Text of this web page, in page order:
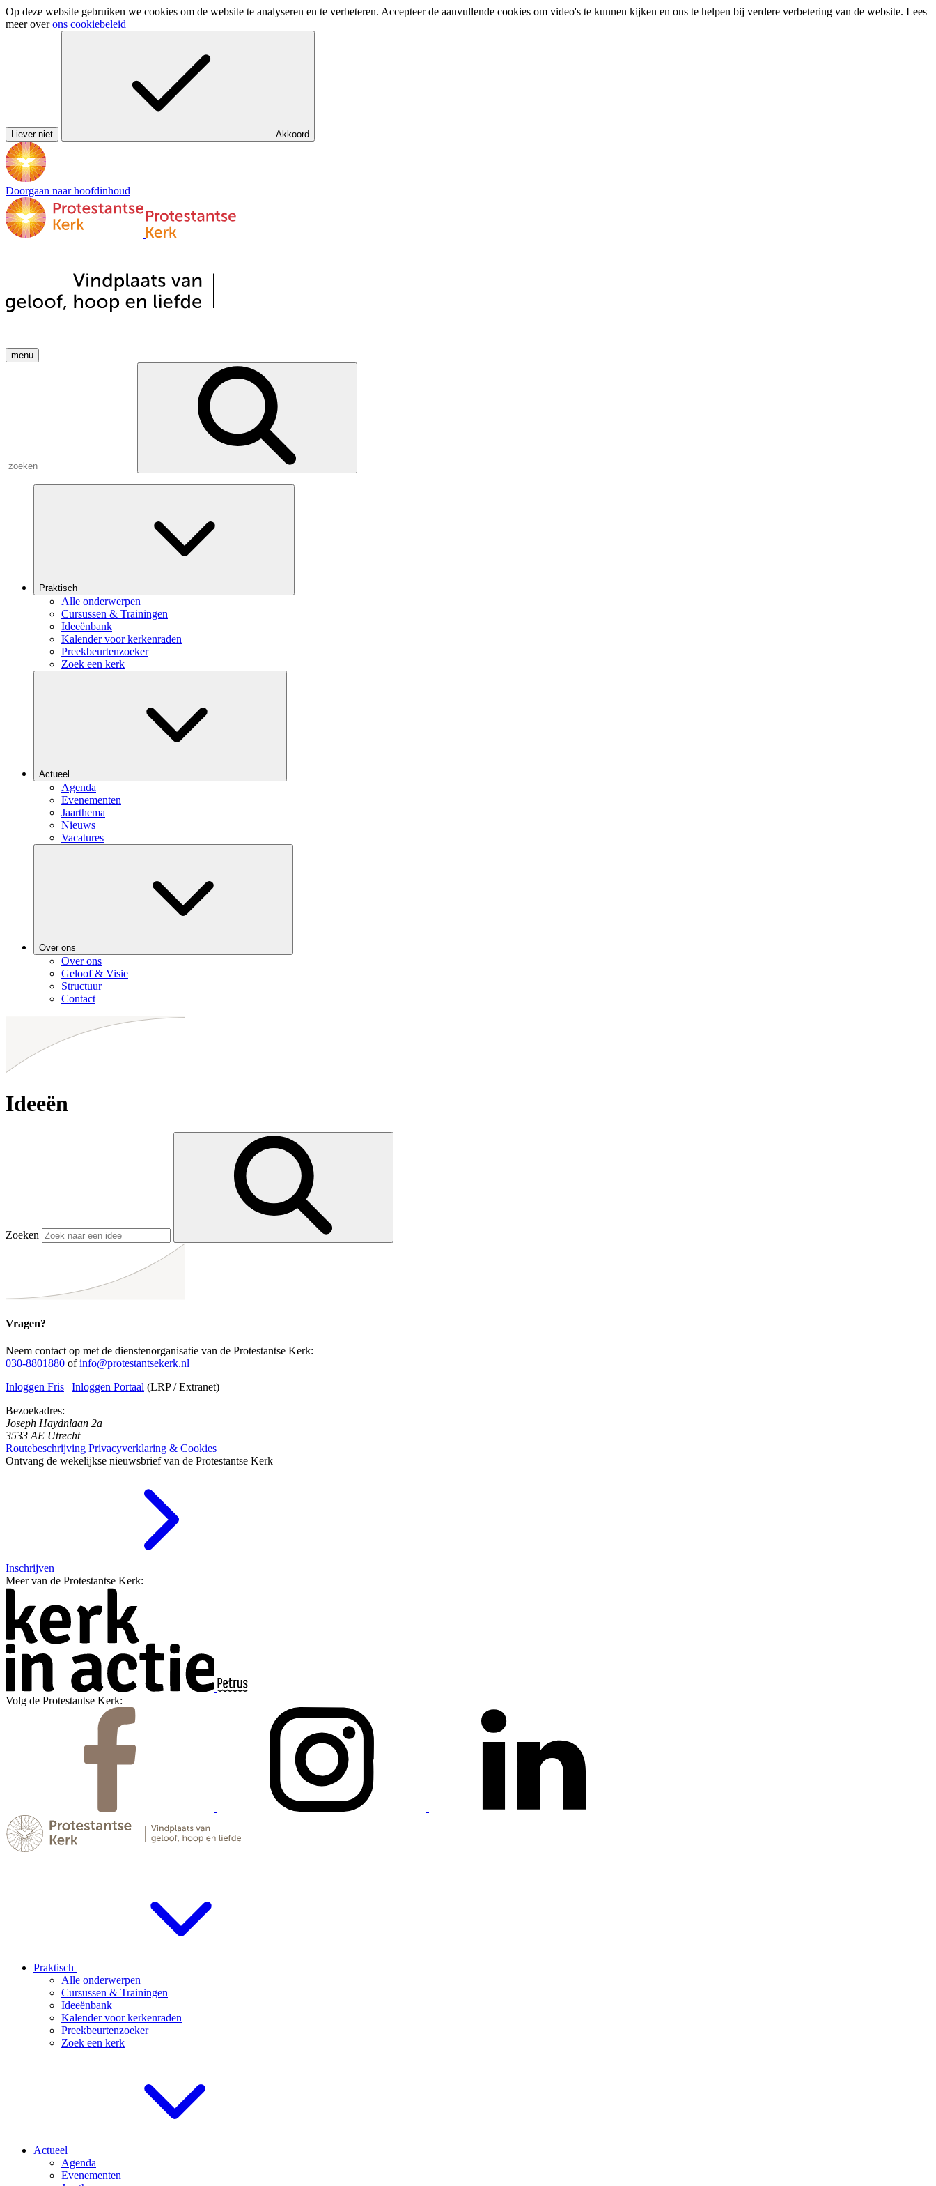
Op deze website gebruiken we cookies om de website te analyseren en te verbeteren. Accepteer de aanvullende cookies om video's te kunnen kijken en ons te helpen bij verdere verbetering van de website. Lees
meer overons cookiebeleid
Liever niet Akkoord
Doorgaan naar hoofdinhoud
menu
Praktisch
Alle onderwerpen
Cursussen & Trainingen
Ideeënbank
Kalender voor kerkenraden
Preekbeurtenzoeker
Zoek een kerk
Actueel
Agenda
Evenementen
Jaarthema
Nieuws
Vacatures
Over ons
Over ons
Geloof & Visie
Structuur
Contact
Ideeën
Zoeken
Vragen?
Neem contact op met de dienstenorganisatie van de Protestantse Kerk:
030-8801880 ofinfo@protestantsekerk.nl
Inloggen Fris | Inloggen Portaal (LRP / Extranet)
Bezoekadres:
Joseph Haydnlaan 2a
3533 AE Utrecht
Routebeschrijving Privacyverklaring & Cookies
Ontvang de wekelijkse nieuwsbrief van de Protestantse Kerk
Inschrijven
Meer van de Protestantse Kerk:
Volg de Protestantse Kerk:
Praktisch
Alle onderwerpen
Cursussen & Trainingen
Ideeënbank
Kalender voor kerkenraden
Preekbeurtenzoeker
Zoek een kerk
Actueel
Agenda
Evenementen